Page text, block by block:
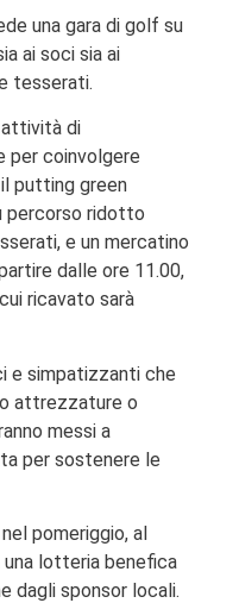
una gara di golf su
ai soci sia ai
tesserati.
attività di
per coinvolgere
putting green
percorso ridotto
e un mercatino
dalle ore 11.00,
ricavato sarà
e simpatizzanti che
attrezzature o
messi a
per sostenere le
pomeriggio, al
una lotteria benefica
dagli sponsor locali.